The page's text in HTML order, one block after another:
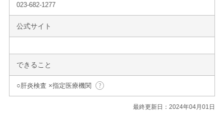
023-682-1277
公式サイト
できること
○肝炎検査 ×指定医療機関
最終更新日：2024年04月01日